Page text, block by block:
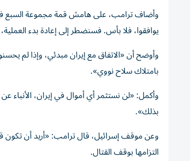
وأضاف ترامب، ​على هامش قمة ‌مجموعة السبع في
يوافقوا، فلا ‌بأس. فسنضطر ‌إلى ⁠إعادة ‌بدء
وأوضح أن «الاتفاق مع إيران مبدئي، وإذا لم
بامتلاك سلاح نووي».
بذلك».
وعن موقف إسرائيل، قال ترامب: «أريد أن تكون
التزامها بوقف القتال.